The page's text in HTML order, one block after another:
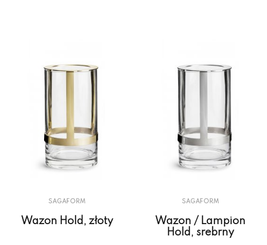
SAGAFORM
Wazon Hold, złoty
SAGAFORM
Wazon / Lampion
Hold, srebrny